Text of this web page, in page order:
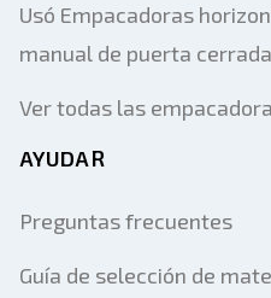
Usó Empacadoras
manual de puerta cerrada
Ver todas las
AYUDAR
Preguntas frecuentes
Guía de selección de